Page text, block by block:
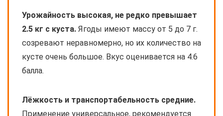
Урожайность высокая, не редко превышает
2.5 кг с куста. Ягоды имеют массу от 5 до 7 г.
созревают неравномерно, но их количество на
кусте очень большое. Вкус оценивается на 4.6
балла.
Лёжкость и транспортабельность средние.
Применение универсальное, рекомендуется